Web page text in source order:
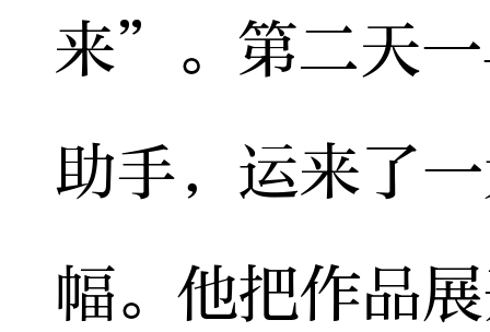
来”。第二天
助手，运来了
幅。他把作品